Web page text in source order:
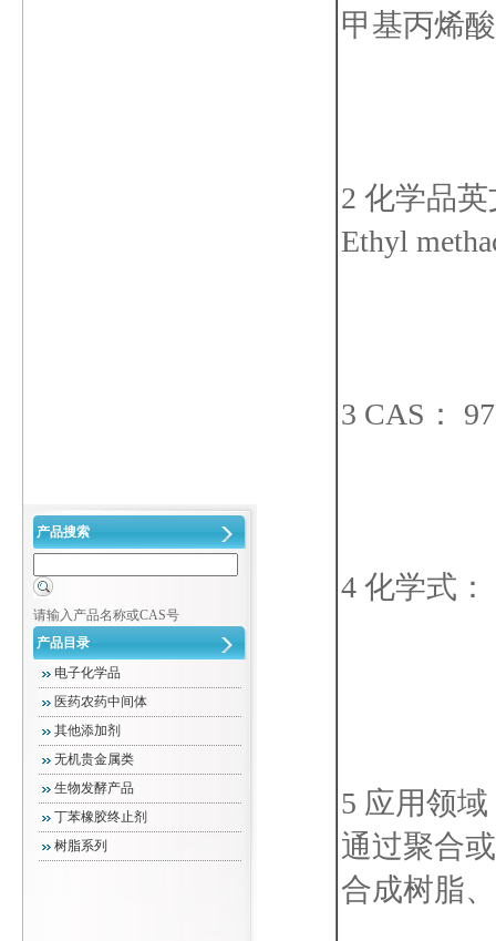
产品搜索
请输入产品名称或CAS号
产品目录
电子化学品
医药农药中间体
其他添加剂
无机贵金属类
生物发酵产品
丁苯橡胶终止剂
树脂系列
甲基丙烯
2 化学品
Ethyl
3 CAS：
4 化学式：
5 应用领域
通过聚合
合成树脂